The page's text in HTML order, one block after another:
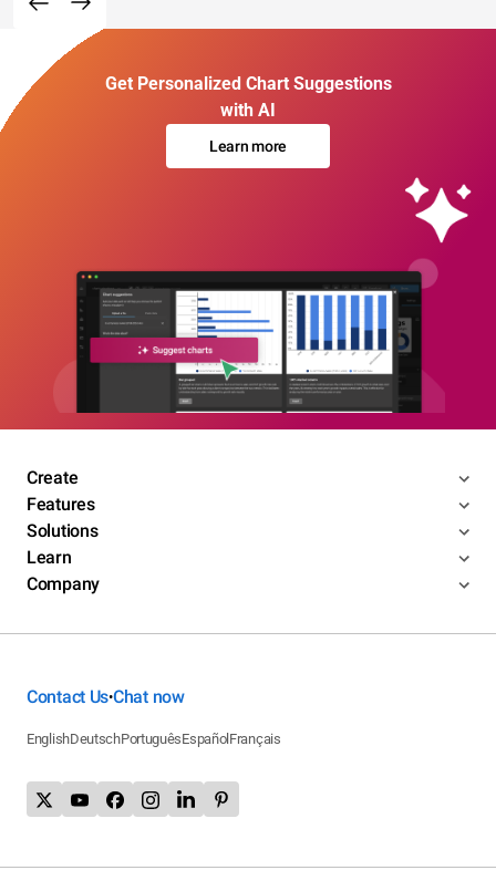
Get Personalized Chart Suggestions
with AI
Learn more
Create
Features
Solutions
Learn
Company
Contact Us•Chat now
EnglishDeutschPortuguêsEspañol Français